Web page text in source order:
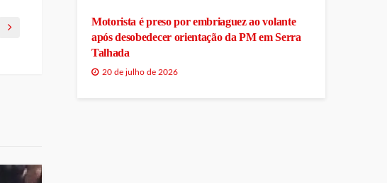
Motorista é preso por embriaguez ao volante
após desobedecer orientação da PM em Serra
Talhada
20 de julho de 2026